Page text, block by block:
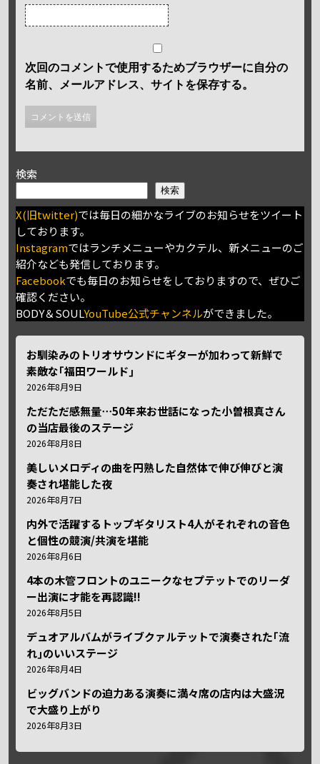
次回のコメントで使用するためブラウザーに自分の
名前、メールアドレス、サイトを保存する。
検索
検索
X(旧twitter)では毎日の細かなライブのお知らせをツイート
しております。
Instagramではランチメニューやカクテル、新メニューのご
紹介なども発信しております。
Facebookでも毎日のお知らせをしておりますので、ぜひご
確認ください。
BODY＆SOULYouTube公式チャンネルができました。
お馴染みのトリオサウンドにギターが加わって新鮮で
素敵な｢福田ワールド｣
2026年8月9日
ただただ感無量⋯50年来お世話になった小曽根真さん
の当店最後のステージ
2026年8月8日
美しいメロディの曲を円熟した自然体で伸び伸びと演
奏され堪能した夜
2026年8月7日
内外で活躍するトップギタリスト4人がそれぞれの音色
と個性の競演/共演を堪能
2026年8月6日
4本の木管フロントのユニークなセプテットでのリーダ
ー出演に才能を再認識!!
2026年8月5日
デュオアルバムがライブクァルテットで演奏された｢流
れ｣のいいステージ
2026年8月4日
ビッグバンドの迫力ある演奏に満々席の店内は大盛況
で大盛り上がり
2026年8月3日